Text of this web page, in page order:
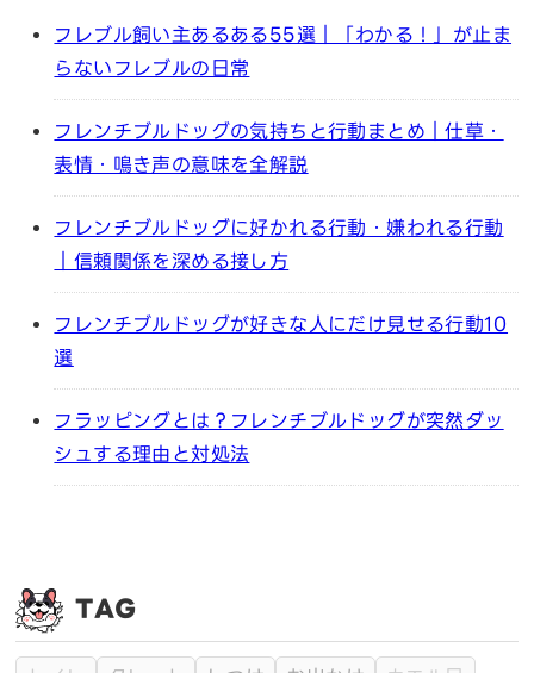
フレブル飼い主あるある55選｜「わかる！」が止ま
らないフレブルの日常
フレンチブルドッグの気持ちと行動まとめ｜仕草・
表情・鳴き声の意味を全解説
フレンチブルドッグに好かれる行動・嫌われる行動
｜信頼関係を深める接し方
フレンチブルドッグが好きな人にだけ見せる行動10
選
フラッピングとは？フレンチブルドッグが突然ダッ
シュする理由と対処法
TAG